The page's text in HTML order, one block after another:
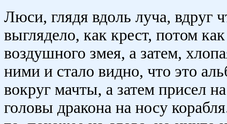
Люси, глядя вдоль луча, вдруг
выглядело, как крест, потом
воздушного змея, а затем,
ними и стало видно, что это
вокруг мачты, а затем присел
головы дракона на носу